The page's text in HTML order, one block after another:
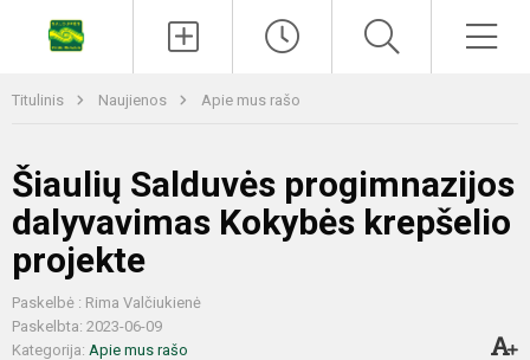
Titulinis Naujienos Apie mus rašo
Šiaulių Salduvės progimnazijos
dalyvavimas Kokybės krepšelio
projekte
Paskelbė : Rima Valčiukienė
Paskelbta: 2023-06-09
Kategorija: Apie mus rašo